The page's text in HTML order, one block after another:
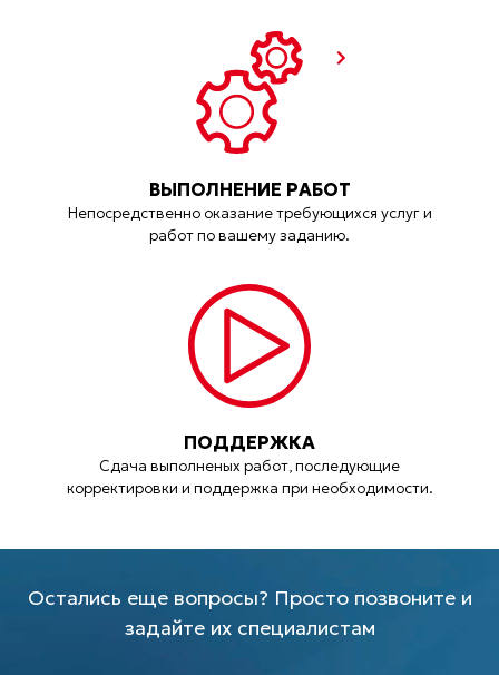
ВЫПОЛНЕНИЕ РАБОТ
Непосредственно оказание требующихся услуг и
работ по вашему заданию.
ПОДДЕРЖКА
Сдача выполненых работ, последующие
корректировки и поддержка при необходимости.
Остались еще вопросы? Просто позвоните и
задайте их специалистам